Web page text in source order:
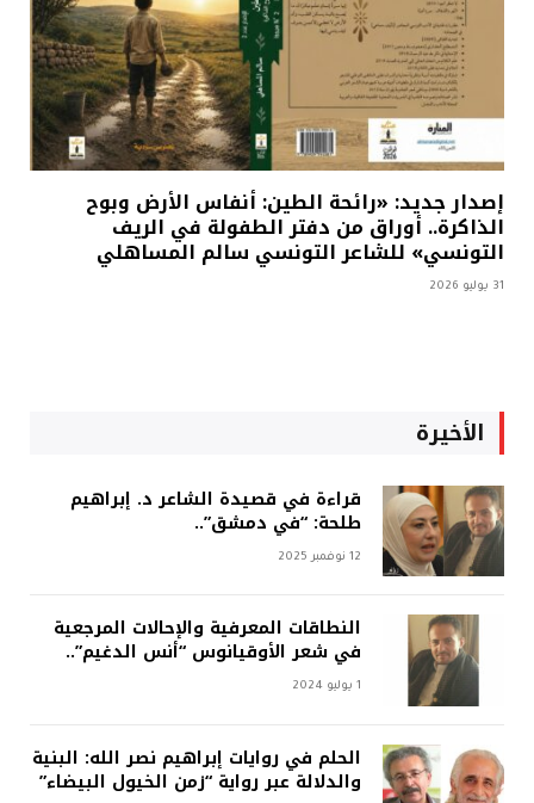
إصدار جديد: «رائحة الطين: أنفاس الأرض وبوح
الذاكرة.. أوراق من دفتر الطفولة في الريف
التونسي» للشاعر التونسي سالم المساهلي
31 يوليو 2026
الأخيرة
قراءة في قصيدة الشاعر د. إبراهيم
طلحة: “في دمشق”..
12 نوفمبر 2025
النطاقات المعرفية والإحالات المرجعية
في شعر الأوقيانوس “أنس الدغيم”..
1 يوليو 2024
الحلم في روايات إبراهيم نصر الله: البنية
والدلالة عبر رواية “زمن الخيول البيضاء”